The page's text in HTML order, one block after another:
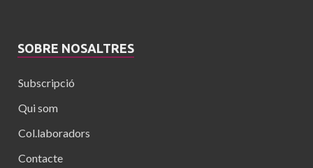
SOBRE NOSALTRES
Subscripció
Qui som
Col.laboradors
Contacte